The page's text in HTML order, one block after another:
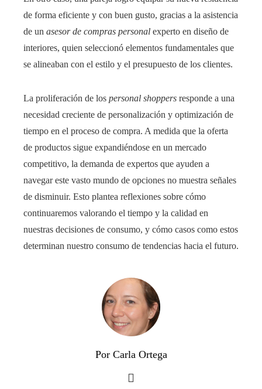
de forma eficiente y con buen gusto, gracias a la asistencia
de un asesor de compras personal experto en diseño de
interiores, quien seleccionó elementos fundamentales que
se alineaban con el estilo y el presupuesto de los clientes.
La proliferación de los personal shoppers responde a una
necesidad creciente de personalización y optimización de
tiempo en el proceso de compra. A medida que la oferta
de productos sigue expandiéndose en un mercado
competitivo, la demanda de expertos que ayuden a
navegar este vasto mundo de opciones no muestra señales
de disminuir. Esto plantea reflexiones sobre cómo
continuaremos valorando el tiempo y la calidad en
nuestras decisiones de consumo, y cómo casos como estos
determinan nuestro consumo de tendencias hacia el futuro.
Por Carla Ortega